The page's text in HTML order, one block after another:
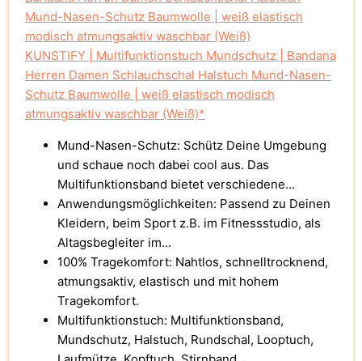
KUNSTIFY | Multifunktionstuch Mundschutz | Bandana
Herren Damen Schlauchschal Halstuch Mund-Nasen-
Schutz Baumwolle | weiß elastisch modisch
atmungsaktiv waschbar (Weiß)*
Mund-Nasen-Schutz: Schütz Deine Umgebung
und schaue noch dabei cool aus. Das
Multifunktionsband bietet verschiedene...
Anwendungsmöglichkeiten: Passend zu Deinen
Kleidern, beim Sport z.B. im Fitnessstudio, als
Altagsbegleiter im...
100% Tragekomfort: Nahtlos, schnelltrocknend,
atmungsaktiv, elastisch und mit hohem
Tragekomfort.
Multifunktionstuch: Multifunktionsband,
Mundschutz, Halstuch, Rundschal, Looptuch,